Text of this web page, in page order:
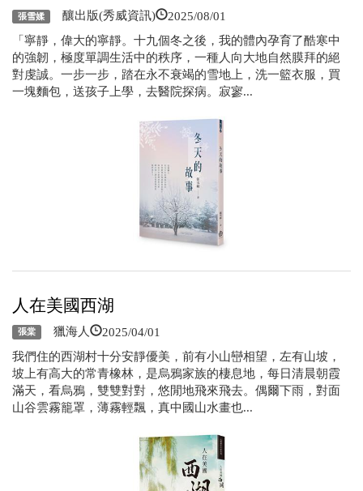
張雪媃 釀出版(秀威資訊) 2025/08/01
「寧靜，偉大的寧靜。十九個冬之後，我的體內孕育了酷寒中
的強韌，極度單調生活中的秩序，一種人向大地自然膜拜的絕
對虔誠。一步一步，踏在永不衰竭的雪地上，洗一籃衣服，買
一塊麵包，送孩子上學，去醫院探病。寂寥...
人在美國西湖
張棠 獵海人 2025/04/01
我們住的西湖村十分安靜優美，前有小山巒相望，左有山坡，
坡上有高大的常青橡林，是烏鴉家族的棲息地，每日清晨朝霞
滿天，看烏鴉，雙雙對對，悠閒地飛來飛去。偶爾下雨，對面
山谷雲霧籠罩，薄霧輕飄，真中國山水畫也...